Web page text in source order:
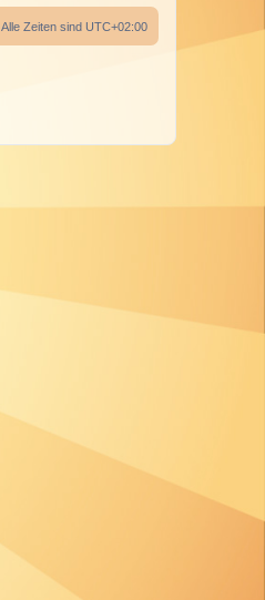
Alle Zeiten sind UTC+02:00